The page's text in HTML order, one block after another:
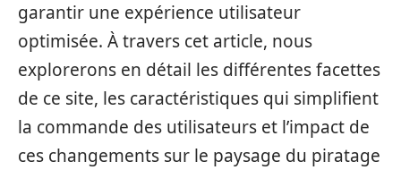
garantir une expérience utilisateur
optimisée. À travers cet article, nous
explorerons en détail les différentes facettes
de ce site, les caractéristiques qui simplifient
la commande des utilisateurs et l’impact de
ces changements sur le paysage du piratage